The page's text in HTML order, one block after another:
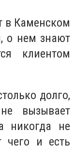
в Каменском
о нем знают
клиентом
долго,
вызывает
никогда не
чего и есть